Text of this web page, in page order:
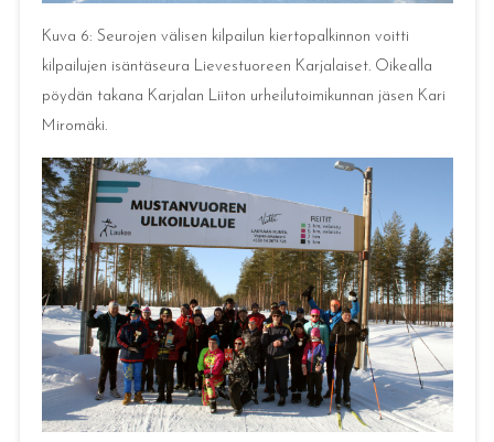
Kuva 6: Seurojen välisen kilpailun kiertopalkinnon voitti
kilpailujen isäntäseura Lievestuoreen Karjalaiset. Oikealla
pöydän takana Karjalan Liiton urheilutoimikunnan jäsen Kari
Miromäki.